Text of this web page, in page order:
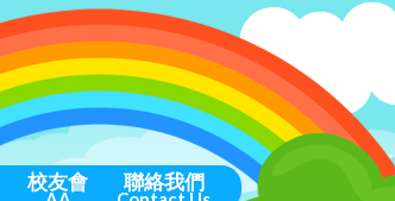
校友會 聯絡我們